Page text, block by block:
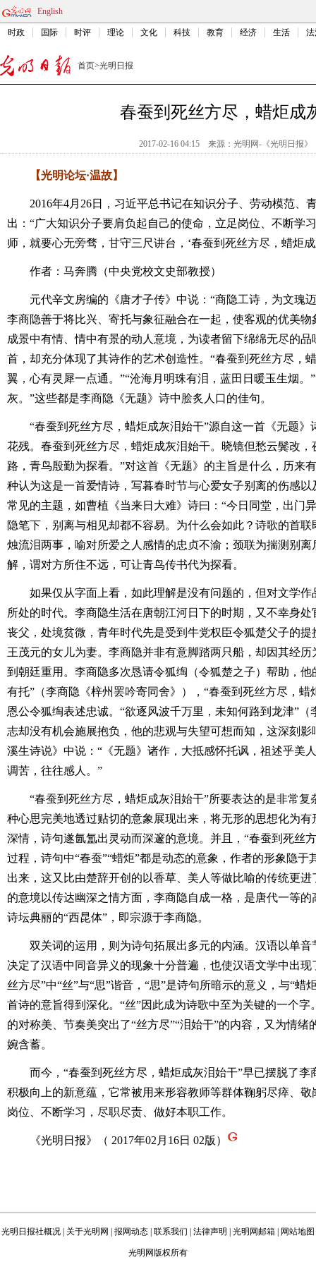
English
时政 国际 时评 理论 文化 科技 教育 经济 生活
首页>光明日报
春蚕到死丝方尽，蜡炬成
2017-02-16 04:15 来源： 光明网-《光明日报》
【光明论坛·温故】
2016年4月26日，习近平总书记在知识分子、劳动模范、
出：“广大知识分子要肩负起自己的使命，立足岗位、不断学
师，就要心无旁骛，甘守三尺讲台，‘春蚕到死丝方尽，蜡炬成
作者：马奔腾（中央党校文史部教授）
元代辛文房编的《唐才子传》中说：“商隐工诗，为文瑰
李商隐善于将比兴、寄托与象征融合在一起，使客观的优美
成景中有情、情中有景的动人意境，为读者留下绵绵无尽的
首，却充分体现了其诗作的艺术创造性。“春蚕到死丝方尽，
翼，心有灵犀一点通。”“沧海月明珠有泪，蓝田日暖玉生烟。
灰。”这些都是李商隐《无题》诗中脍炙人口的佳句。
“春蚕到死丝方尽，蜡炬成灰泪始干”源自这一首《无题》
花残。春蚕到死丝方尽，蜡炬成灰泪始干。晓镜但愁云鬓改
路，青鸟殷勤为探看。”对这首《无题》的主旨是什么，历来
种认为这是一首爱情诗，写暮春时节与心爱女子别离的伤感
常见的主题，如曹植《当来日大难》诗曰：“今日同堂，出门
隐笔下，别离与相见却都不容易。为什么会如此？诗歌的首
烛流泪两事，喻对所爱之人感情的忠贞不渝；颈联为揣测别
解，谓对方所住不远，可让青鸟传书代为探看。
如果仅从字面上看，如此理解是没有问题的，但对文学作
所处的时代。李商隐生活在唐朝江河日下的时期，又不幸身
丧父，处境贫微，青年时代先是受到牛党权臣令狐楚父子的
王茂元的女儿为妻。李商隐并非有意脚踏两只船，却因其经
到朝廷重用。李商隐多次恳请令狐绹（令狐楚之子）帮助，
有托”（李商隐《梓州罢吟寄同舍》），“春蚕到死丝方尽，
恩公令狐绹表述忠诚。“欲逐风波千万里，未知何路到龙津”
志却没有机会施展抱负，他的悲观与失望可想而知，这深刻
溪生诗说》中说：“《无题》诸作，大抵感怀托讽，祖述乎美
调苦，往往感人。”
“春蚕到死丝方尽，蜡炬成灰泪始干”所要表达的是非常复
种心思完美地透过贴切的意象展现出来，将无形的思想化为
深情，诗句遂氤氲出灵动而深邃的意境。并且，“春蚕到死丝
过程，诗句中“春蚕”“蜡炬”都是动态的意象，作者的形象隐
出来，这又比由楚辞开创的以香草、美人等做比喻的传统更
的意境以传达幽深之情方面，李商隐自成一格，是唐代一等
诗坛典丽的“西昆体”，即宗源于李商隐。
双关词的运用，则为诗句拓展出多元的内涵。汉语以单音
决定了汉语中同音异义的现象十分普遍，也使汉语文学中出
丝方尽”中“丝”与“思”谐音，“思”是诗句所暗示的意义，与“蜡
首诗的意旨得到深化。“丝”因此成为诗歌中至为关键的一个
的对称美、节奏美突出了“丝方尽”“泪始干”的内容，又为情
婉含蓄。
而今，“春蚕到死丝方尽，蜡炬成灰泪始干”早已摆脱了李
积极向上的新意蕴，它常被用来形容教师等群体鞠躬尽瘁、
岗位、不断学习，尽职尽责、做好本职工作。
《光明日报》（ 2017年02月16日 02版）
光明日报社概况 关于光明网 报网动态 联系我们 法律声明 光明网邮箱 网站地图
光明网版权所有